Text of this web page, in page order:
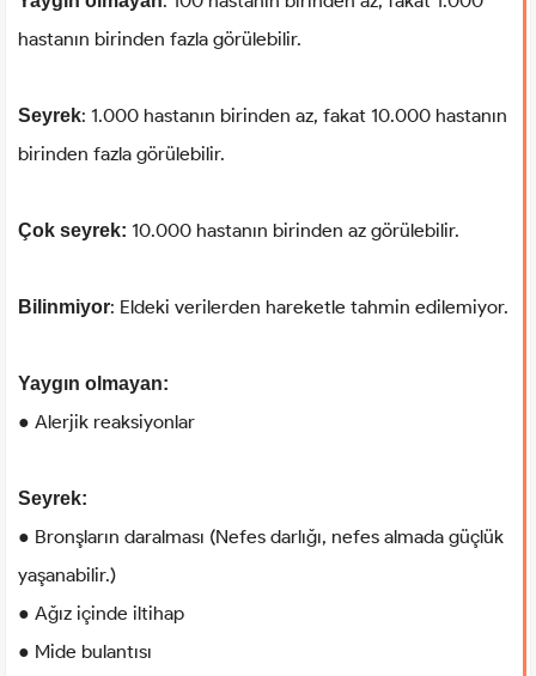
hastanın birinden fazla görülebilir.
Seyrek: 1.000 hastanın birinden az, fakat 10.000 hastanın
birinden fazla görülebilir.
Çok seyrek: 10.000 hastanın birinden az görülebilir.
Bilinmiyor: Eldeki verilerden hareketle tahmin edilemiyor.
Yaygın olmayan:
● Alerjik reaksiyonlar
Seyrek:
● Bronşların daralması (Nefes darlığı, nefes almada güçlük
yaşanabilir.)
● Ağız içinde iltihap
● Mide bulantısı